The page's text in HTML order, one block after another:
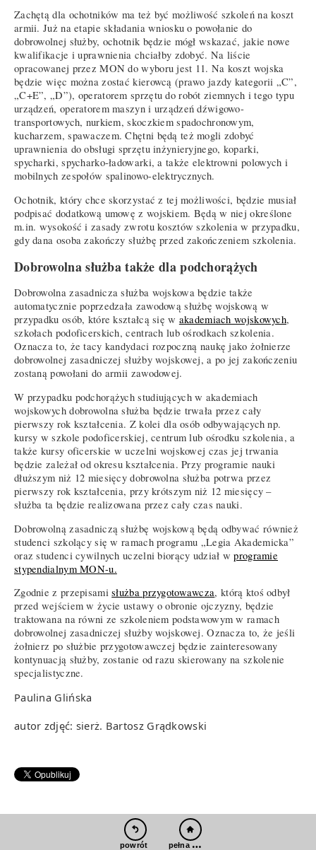
Zachętą dla ochotników ma też być możliwość szkoleń na koszt
armii. Już na etapie składania wniosku o powołanie do
dobrowolnej służby, ochotnik będzie mógł wskazać, jakie nowe
kwalifikacje i uprawnienia chciałby zdobyć. Na liście
opracowanej przez MON do wyboru jest 11. Na koszt wojska
będzie więc można zostać kierowcą (prawo jazdy kategorii „C”,
„C+E”, „D”), operatorem sprzętu do robót ziemnych i tego typu
urządzeń, operatorem maszyn i urządzeń dźwigowo-
transportowych, nurkiem, skoczkiem spadochronowym,
kucharzem, spawaczem. Chętni będą też mogli zdobyć
uprawnienia do obsługi sprzętu inżynieryjnego, koparki,
spycharki, spycharko-ładowarki, a także elektrowni polowych i
mobilnych zespołów spalinowo-elektrycznych.
Ochotnik, który chce skorzystać z tej możliwości, będzie musiał
podpisać dodatkową umowę z wojskiem. Będą w niej określone
m.in. wysokość i zasady zwrotu kosztów szkolenia w przypadku,
gdy dana osoba zakończy służbę przed zakończeniem szkolenia.
Dobrowolna służba także dla podchorążych
Dobrowolna zasadnicza służba wojskowa będzie także
automatycznie poprzedzała zawodową służbę wojskową w
przypadku osób, które kształcą się w akademiach wojskowych,
szkołach podoficerskich, centrach lub ośrodkach szkolenia.
Oznacza to, że tacy kandydaci rozpoczną naukę jako żołnierze
dobrowolnej zasadniczej służby wojskowej, a po jej zakończeniu
zostaną powołani do armii zawodowej.
W przypadku podchorążych studiujących w akademiach
wojskowych dobrowolna służba będzie trwała przez cały
pierwszy rok kształcenia. Z kolei dla osób odbywających np.
kursy w szkole podoficerskiej, centrum lub ośrodku szkolenia, a
także kursy oficerskie w uczelni wojskowej czas jej trwania
będzie zależał od okresu kształcenia. Przy programie nauki
dłuższym niż 12 miesięcy dobrowolna służba potrwa przez
pierwszy rok kształcenia, przy krótszym niż 12 miesięcy –
służba ta będzie realizowana przez cały czas nauki.
Dobrowolną zasadniczą służbę wojskową będą odbywać również
studenci szkolący się w ramach programu „Legia Akademicka”
oraz studenci cywilnych uczelni biorący udział wprogramie
stypendialnym MON-u.
Zgodnie z przepisamisłużba przygotowawcza, którą ktoś odbył
przed wejściem w życie ustawy o obronie ojczyzny, będzie
traktowana na równi ze szkoleniem podstawowym w ramach
dobrowolnej zasadniczej służby wojskowej. Oznacza to, że jeśli
żołnierz po służbie przygotowawczej będzie zainteresowany
kontynuacją służby, zostanie od razu skierowany na szkolenie
specjalistyczne.
Paulina Glińska
autor zdjęć: sierż. Bartosz Grądkowski
powrót pełna wersja